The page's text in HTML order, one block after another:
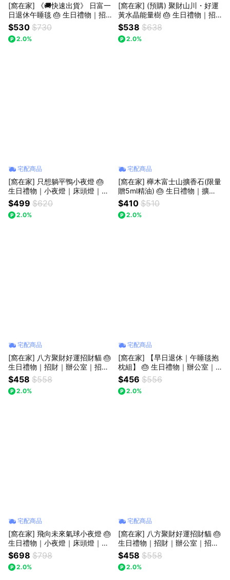
[窩在家] 《🚚快速出貨》 日富一
日退休午睡毯 🎂 生日禮物｜招
財｜辦公室｜毯子｜實用｜同事
｜上班族｜獅子座｜七夕禮物｜
父親節
$530 $730
2.0%
[窩在家] (預購) 聚財山川・好運
黃水晶能量樹 🎂 生日禮物｜招
財｜開運納福｜黃金樹｜升遷升
職｜喬遷｜開業開店｜同事｜獅
子座｜七夕禮物｜父親節
$538 $638
2.0%
宅配商品
[窩在家] 只想躺平鴨小夜燈 🎂
生日禮物｜小夜燈｜床頭燈｜辦
公室｜療癒｜實用｜同事｜上班
族｜獅子座｜七夕禮物｜禮盒｜
父親節
$499 $620
2.0%
宅配商品
[窩在家] 櫸木富士山擴香石(限量
贈5ml精油) 🎂 生日禮物｜擴香
｜香氛｜辦公室｜療癒｜喬遷｜
實用｜閨蜜｜同事｜上班族｜獅
子座｜七夕禮物｜禮盒｜父親節
$410 $510
2.0%
宅配商品
[窩在家] 八方聚財好運招財貓 🎂
生日禮物｜招財｜辦公室｜招福
貓｜開運納福｜貓咪｜實用｜升
遷升職｜喬遷｜開業開店｜療癒
｜同事｜上班族｜貓奴｜獅子座
$458 $558
2.0%
宅配商品
[窩在家] 【早日退休｜午睡毯抱
枕組】 🎂 生日禮物｜辦公室｜
開運納福｜實用｜升遷升職｜喬
遷｜開業開店｜同事｜上班族｜
獅子座｜七夕禮物｜父親節
$456 $556
2.0%
宅配商品
[窩在家] 飛向未來氣球小夜燈 🎂
生日禮物｜小夜燈｜床頭燈｜療
癒｜獅子座｜七夕禮物｜禮盒
$698 $798
2.0%
宅配商品
[窩在家] 八方聚財好運招財貓 🎂
生日禮物｜招財｜辦公室｜招福
貓｜開運納福｜貓咪｜實用｜升
遷升職｜喬遷｜開業開店｜療癒
｜同事｜上班族｜貓奴｜獅子座
$458 $558
2.0%